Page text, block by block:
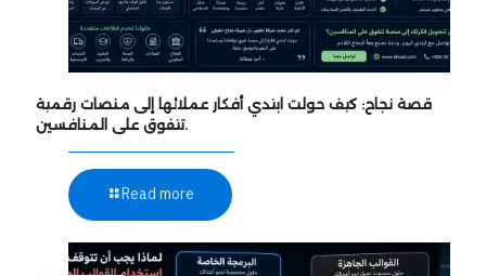
قصة نجاح: كيف حولت ابتدي أفكار عملائها إلى منصات رقمية
تتفوق على المنافسين.
Read more